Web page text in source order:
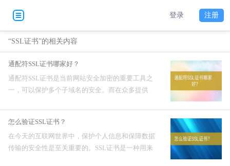
登录 注册
“SSL证书”的相关内容
通配符SSL证书哪家好？
通配符SSL证书是当前网站安全加密的重要工具之
一，可以保护多个子域名的安全。而在众多提供
值得推荐的SSL证书...
怎么验证SSL证书？
在今天的互联网世界中，保护个人信息和保障数据
传输的安全性是至关重要的。SSL证书是一种用来